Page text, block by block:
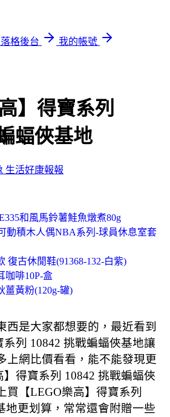
格後台
我的帳號
】得寶系列
蝠俠基地
生活好康報報
和風馬鈴薯鮭魚燉煮80g
動積木人偶NBA系列-球員休息室套
復古休閒鞋(91368-132-白紫)
咖啡10P-盒
薑黃粉(120g-罐)
西是大家都想要的，最近看到
系列 10842 挑戰蝙蝠俠基地讓
上網比價看看，能不能發現更
得寶系列 10842 挑戰蝙蝠俠
買【LEGO樂高】得寶系列
地更划算，常常還會附贈一些